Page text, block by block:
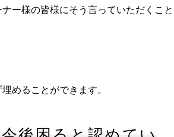
ー様の皆様にそう言っていただくこと
めることができます。